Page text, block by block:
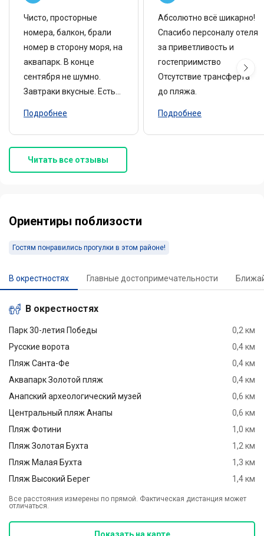
Чисто, просторные
номера, балкон, брали
номер в сторону моря, на
аквапарк. В конце
сентября не шумно.
Завтраки вкусные. Есть
попросить пропуск на
охране отеля: они все
покажут и расскажут
Несколько уставшие
Подробнее
Абсолютно всё шикарно!
Спасибо персоналу отеля
за приветливость и
гостеприимство
Отсутствие трансферта
до пляжа.
Подробнее
Читать все отзывы
Ориентиры поблизости
Гостям понравились прогулки в этом районе!
В окрестностях Главные достопримечательности
В окрестностях
Парк 30-летия Победы
0,2 км
Русские ворота
0,4 км
Пляж Санта-Фе
0,4 км
Аквапарк Золотой пляж
0,4 км
Анапский археологический музей
0,6 км
Центральный пляж Анапы
0,6 км
Пляж Фотини
1,0 км
Пляж Золотая Бухта
1,2 км
Пляж Малая Бухта
1,3 км
Пляж Высокий Берег
1,4 км
Все расстояния измерены по прямой. Фактическая дистанция может
отличаться.